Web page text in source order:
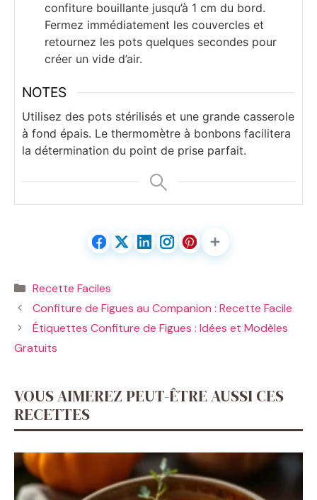
confiture bouillante jusqu’à 1 cm du bord.
Fermez immédiatement les couvercles et
retournez les pots quelques secondes pour
créer un vide d’air.
NOTES
Utilisez des pots stérilisés et une grande casserole
à fond épais. Le thermomètre à bonbons facilitera
la détermination du point de prise parfait.
Catégories
Recette Faciles
Confiture de Figues au Companion : Recette Facile
Étiquettes Confiture de Figues : Idées et Modèles
Gratuits
VOUS AIMEREZ PEUT-ÊTRE AUSSI CES
RECETTES